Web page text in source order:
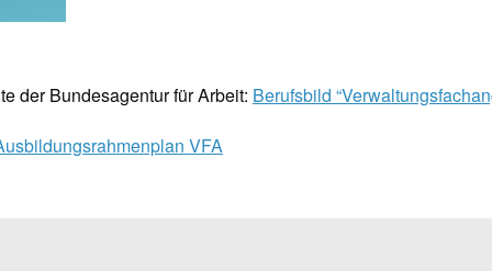
der Bundesagentur für Arbeit: Berufsbild
VFA